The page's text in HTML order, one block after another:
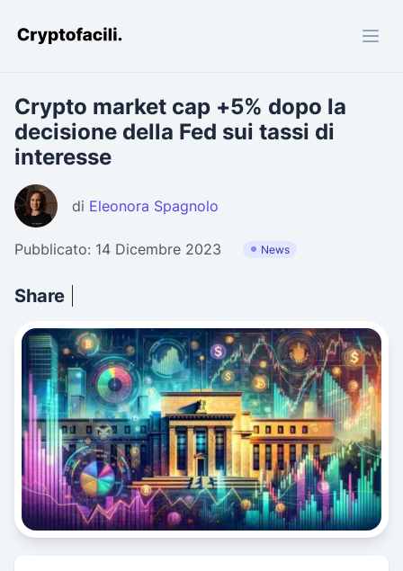
Cryptofacili.com
Crypto market cap +5% dopo la
decisione della Fed sui tassi di
interesse
di Eleonora Spagnolo
Pubblicato: 14 Dicembre 2023 News
Share